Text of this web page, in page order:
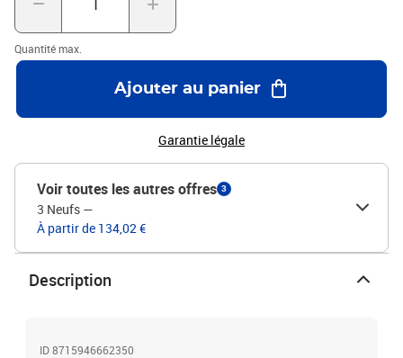
Quantité max.
Ajouter au panier
Garantie légale
Voir toutes les autres offres 3
3 Neufs —
À partir de 134,02 €
Description
ID 8715946662350